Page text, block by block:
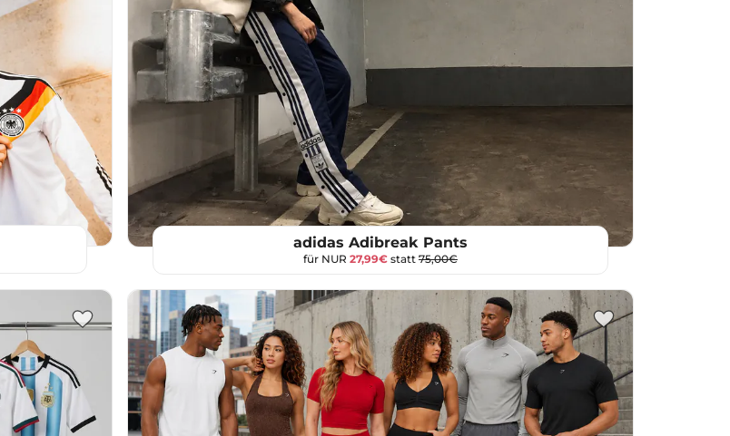
adidas Adibreak Pants
für NUR 27,99€ statt 75,00€